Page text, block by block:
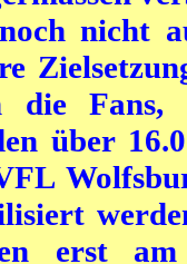
nicht
die Fans,
über
erst